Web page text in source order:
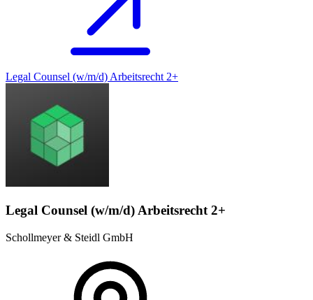
Legal Counsel (w/m/d) Arbeitsrecht 2+
Legal Counsel (w/m/d) Arbeitsrecht 2+
Schollmeyer & Steidl GmbH